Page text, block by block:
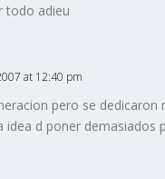
todo adieu
at 12:40 pm
pero se
idea d poner demasiados